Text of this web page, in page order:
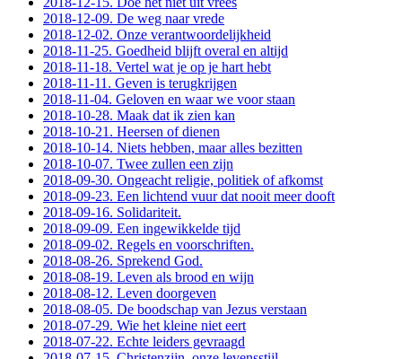
2018-12-09. De weg naar vrede
2018-12-02. Onze verantwoordelijkheid
2018-11-25. Goedheid blijft overal en altijd
2018-11-18. Vertel wat je op je hart hebt
2018-11-11. Geven is terugkrijgen
2018-11-04. Geloven en waar we voor staan
2018-10-28. Maak dat ik zien kan
2018-10-21. Heersen of dienen
2018-10-14. Niets hebben, maar alles bezitten
2018-10-07. Twee zullen een zijn
2018-09-30. Ongeacht religie, politiek of afkomst
2018-09-23. Een lichtend vuur dat nooit meer dooft
2018-09-16. Solidariteit.
2018-09-09. Een ingewikkelde tijd
2018-09-02. Regels en voorschriften.
2018-08-26. Sprekend God.
2018-08-19. Leven als brood en wijn
2018-08-12. Leven doorgeven
2018-08-05. De boodschap van Jezus verstaan
2018-07-29. Wie het kleine niet eert
2018-07-22. Echte leiders gevraagd